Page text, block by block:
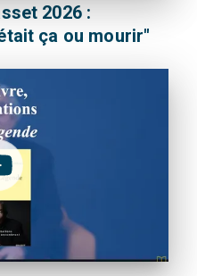
2026 :
ça ou mourir"